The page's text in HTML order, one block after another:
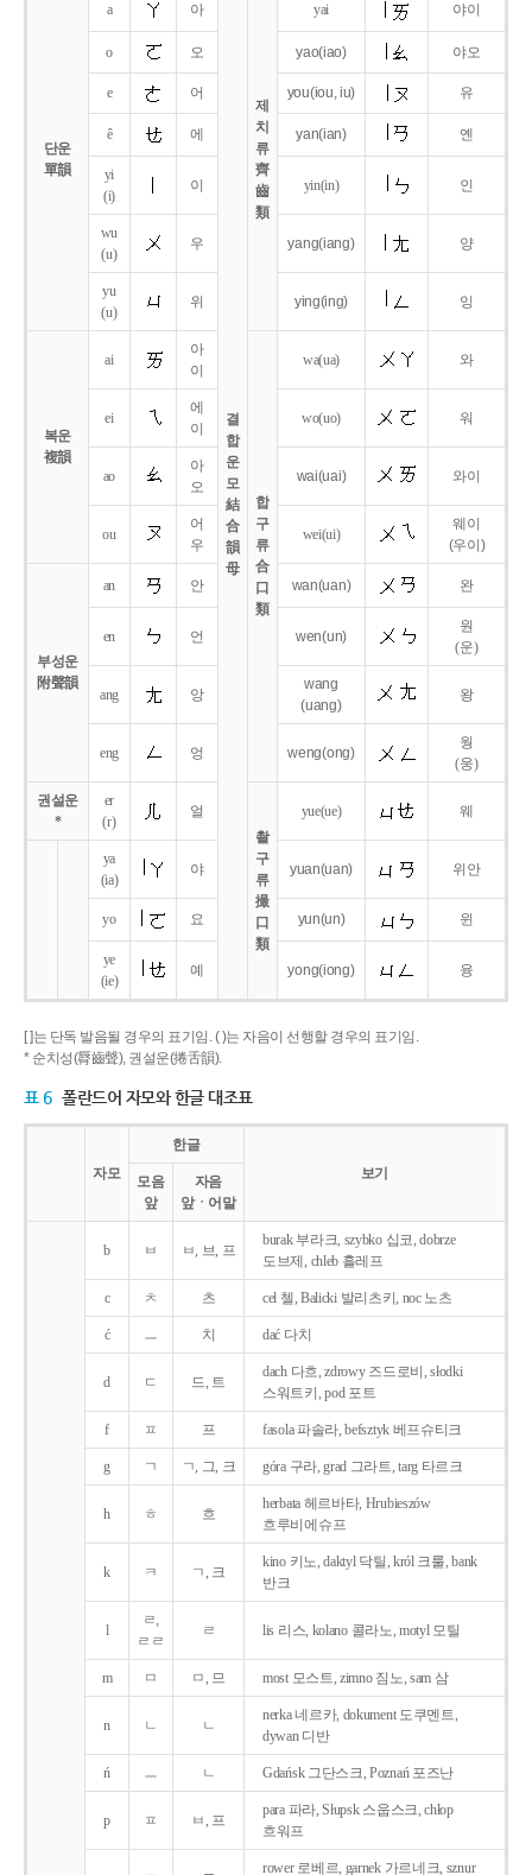
단운
單韻
a 아
결
합
운
모
結
合
韻
母
제
치
류
齊
齒
類
yai 야이
o 오 yao(iao) 야오
e 어 you(iou,iu) 유
ê 에 yan(ian) 옌
yi
(i)
이 yin(in) 인
wu
(u)
우 yang(iang) 양
yu
(u)
위 ying(ing) 잉
복운
複韻
ai
아
이
합
구
류
合
口
類
wa(ua) 와
ei
에
이
wo(uo) 워
ao
아
오
wai(uai) 와이
ou
어
우
wei(ui)
웨이
(우이)
부성운
附聲韻
an 안 wan(uan) 완
en 언 wen(un)
원
(운)
ang 앙
wang
(uang)
왕
eng 엉 weng(ong)
웡
(웅)
권설운
*
er
(r)
얼
촬
구
류
撮
口
類
yue(ue) 웨
ya
(ia)
야 yuan(uan) 위안
yo 요 yun(un) 윈
ye
(ie)
예 yong(iong) 융
[ ]는 단독 발음될 경우의 표기임. ( )는 자음이 선행할 경우의 표기임.
* 순치성(脣齒聲), 권설운(捲舌韻).
표 6 폴란드어 자모와 한글 대조표
자모
한글
보기
모음
앞
자음
앞ㆍ어말
b ㅂ ㅂ, 브, 프
burak 부라크, szybko 십코, dobrze
도브제, chleb 흘레프
c ㅊ 츠 cel 첼, Balicki 발리츠키, noc 노츠
ć ㅡ 치 dać 다치
d ㄷ 드, 트
dach 다흐, zdrowy 즈드로비, słodki
스워트키, pod 포트
f ㅍ 프 fasola 파솔라, befsztyk 베프슈티크
g ㄱ ㄱ, 그, 크 góra 구라, grad 그라트, targ 타르크
h ㅎ 흐
herbata 헤르바타, Hrubieszów
흐루비에슈프
k ㅋ ㄱ, 크
kino 키노, daktyl 닥틸, król 크룰, bank
반크
l
ㄹ,
ㄹㄹ
ㄹ lis 리스, kolano 콜라노, motyl 모틸
m ㅁ ㅁ, 므 most 모스트, zimno 짐노, sam 삼
n ㄴ ㄴ
nerka 네르카, dokument 도쿠멘트,
dywan 디반
ń ㅡ ㄴ Gdańsk 그단스크, Poznań 포즈난
p ㅍ ㅂ, 프
para 파라, Słupsk 스웁스크, chłop
흐워프
rower 로베르, garnek 가르네크, sznur